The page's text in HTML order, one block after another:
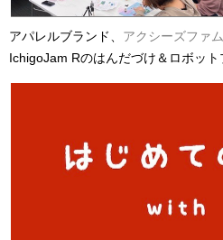
アパレルブランド、 アクシーズファム
IchigoJam Rのはんだづけ＆ロボット